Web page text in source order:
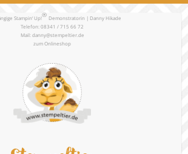
Stampin‘ Up!® Demonstratorin | Danny Hikade
Telefon: 08341 / 715 66 72
Mail:danny@stempeltier.de
zumOnlineshop